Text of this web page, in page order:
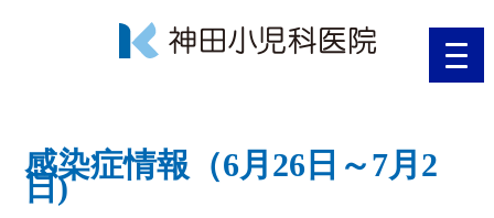
toggle
感染症情報（6月26日～7月2
日)